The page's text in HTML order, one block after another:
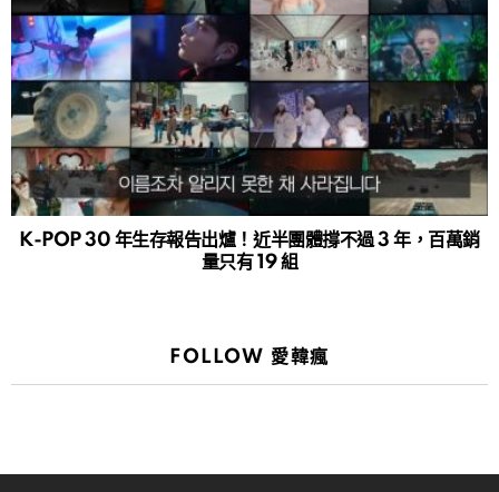
K-POP 30 年生存報告出爐！近半團體撐不過 3 年，百萬銷
量只有 19 組
FOLLOW 愛韓瘋